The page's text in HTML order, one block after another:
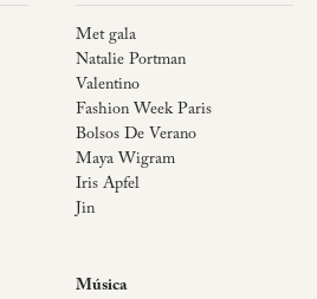
Met gala
Natalie Portman
Valentino
Fashion Week Paris
Bolsos De Verano
Maya Wigram
Iris Apfel
Jin
Música